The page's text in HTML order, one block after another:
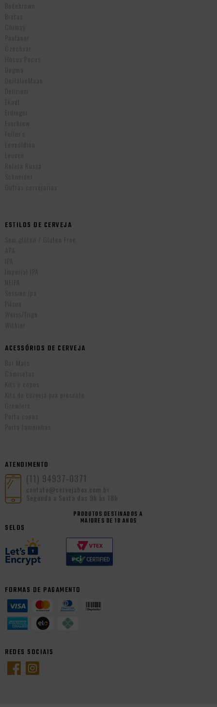
Bodebrown
Brotas
Chimay
Paulaner
Czechvar
Hocus Pocus
Dogma
DeHalveMaan
Delirium
Ekaut
Erdinger
Everbrew
Fuller’s
Leopoldina
Leuven
Roleta Russa
Schneider
Outras cervejarias
ESTILOS DE CERVEJA
Sem glúten / Gluten Free
APA
IPA
Imperial IPA
NEIPA
Session Ipa
Pilsen
Weiss/Trigo
Witbier
ACESSÓRIOS DE CERVEJA
Bar Mats
Camisetas
Kits e copos
Kits de cerveja pra presente
Growlers
Porta copos
Porta tampinhas
ATENDIMENTO
(11) 94937-0371
contato@cervejabox.com.br
Segunda a Sexta das 9h às 18h
PRODUTOS DESTINADOS A
MAIORES DE 18 ANOS
SELOS
FORMAS DE PAGAMENTO
REDES SOCIAIS